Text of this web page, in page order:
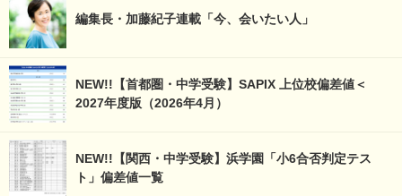
編集長・加藤紀子連載「今、会いたい人」
NEW!!【首都圏・中学受験】SAPIX 上位校偏差値＜
2027年度版（2026年4月）
NEW!!【関西・中学受験】浜学園「小6合否判定テス
ト」偏差値一覧